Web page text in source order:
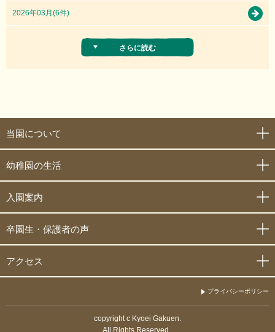
2026年03月(6件)
さらに読む
当園について
幼稚園の生活
入園案内
卒園生・保護者の声
アクセス
プライバシーポリシー
copyright c Kyoei Gakuen.
All Rights Reserved..